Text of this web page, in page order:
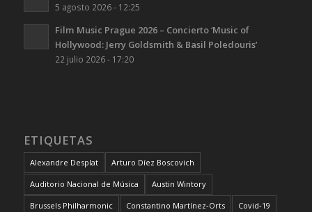
5 agosto 2026 - 12:25
Film Music Prague 2026 – Concierto ‘Music of
Hollywood: Jerry Goldsmith & Basil Poledouris’
22 julio 2026 - 17:20
ETIQUETAS
Alexandre Desplat Arturo Díez Boscovich
Auditorio Nacional de Música Austin Wintory
Brussels Philharmonic Constantino Martínez-Orts Covid-19